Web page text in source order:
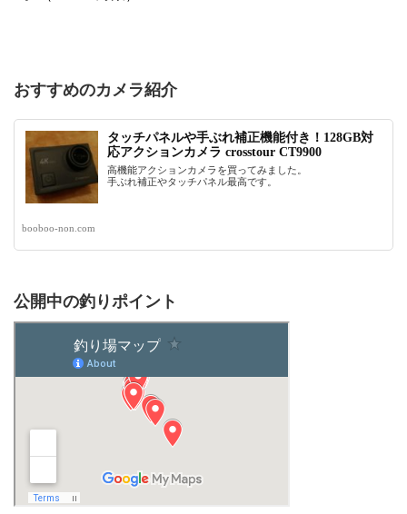
おすすめのカメラ紹介
タッチパネルや手ぶれ補正機能付き！128GB対
応アクションカメラ crosstour CT9900
高機能アクションカメラを買ってみました。
手ぶれ補正やタッチパネル最高です。
booboo-non.com
公開中の釣りポイント